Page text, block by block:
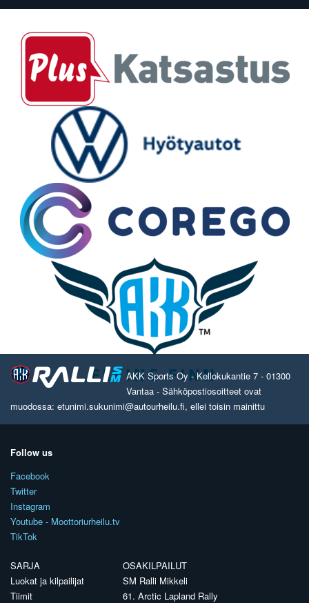
AKK Sports Oy - Kellokukantie 7 - 01300
Vantaa - Sähköpostiosoitteet ovat
muodossa: etunimi.sukunimi@autourheilu.fi, ellei toisin mainittu
Follow us
Facebook
Twitter
Instagram
Youtube - Moottoriurheilu.tv
TikTok
SARJA
Luokat ja kilpailijat
Tiimit
OSAKILPAILUT
SM Ralli Mikkeli
61. Arctic Lapland Rally